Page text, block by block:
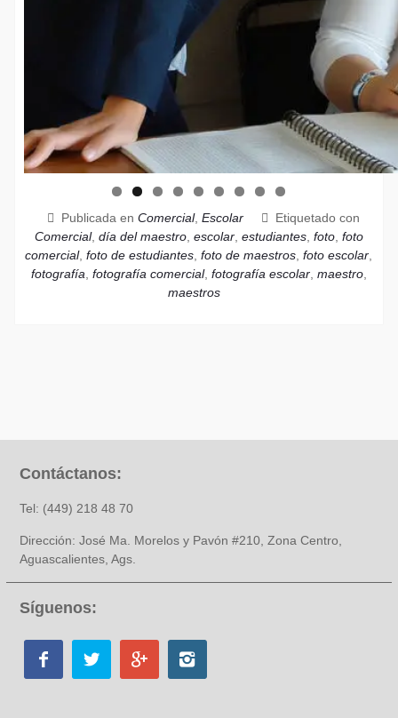
Publicada en Comercial, Escolar
Etiquetado con
Comercial, día del maestro, escolar, estudiantes, foto, foto
comercial,foto de estudiantes ,foto de maestros ,foto escolar
fotografía fotografía comercial, fotografía escolar, maestro,
maestros
Contáctanos:
Tel: (449) 218 48 70
Dirección: José Ma. Morelos y Pavón #210, Zona Centro,
Aguascalientes, Ags.
Síguenos: